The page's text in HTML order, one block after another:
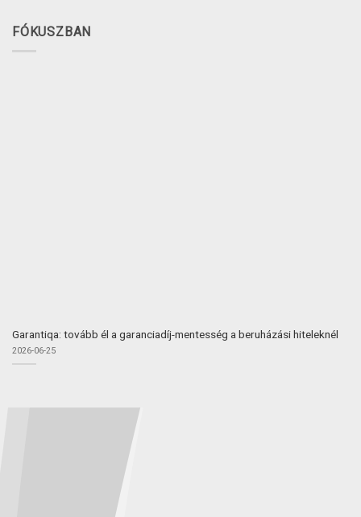
FÓKUSZBAN
Garantiqa: tovább él a garanciadíj-mentesség a beruházási hiteleknél
2026-06-25